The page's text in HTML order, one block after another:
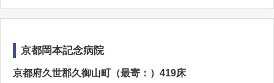
京都岡本記念病院
京都府久世郡久御山町（最寄：）419床